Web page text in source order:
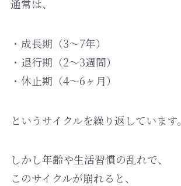
通常は、
・成長期（3〜7年）
・退行期（2〜3週間）
・休止期（4〜6ヶ月）
というサイクルを繰り返しています。
しかし年齢や生活習慣の乱れで、
このサイクルが崩れると、